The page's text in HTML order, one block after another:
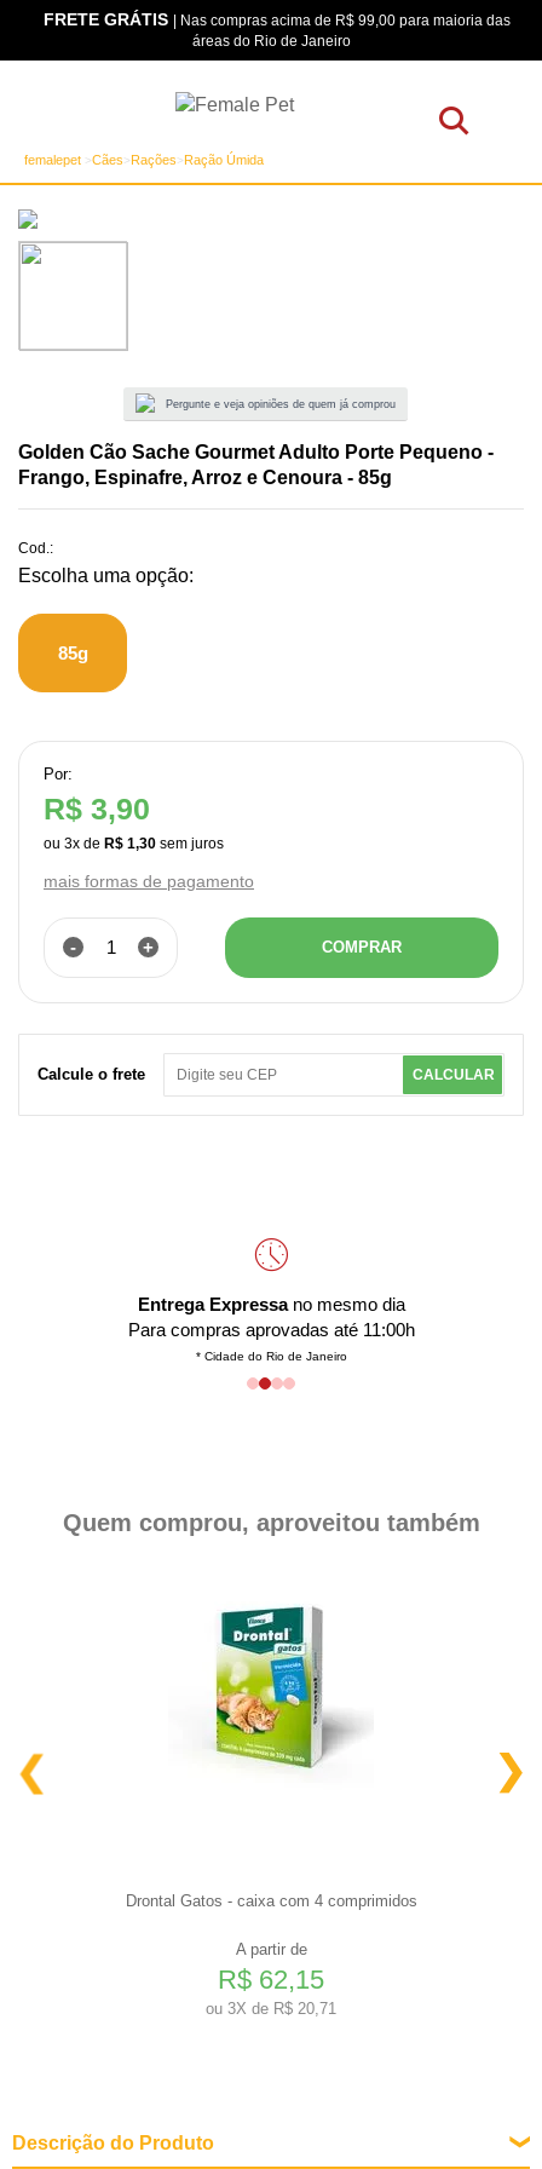
FRETE GRÁTIS | Nas compras acima de R$ 99,00 para maioria das
áreas do Rio de Janeiro
femalepet Cães Rações Ração Úmida
Pergunte e veja opiniões de quem já comprou
Golden Cão Sache Gourmet Adulto Porte Pequeno -
Frango, Espinafre, Arroz e Cenoura - 85g
Cod.:
85g
Por:
R$ 3,90
ou 3x de R$ 1,30
mais formas de pagamento
- + COMPRAR
Calcule o frete CALCULAR
Entrega Expressano mesmo dia
Para compras aprovadas até 11:00h
* Cidade do Rio de Janeiro
Quem comprou, aproveitou também
Drontal Gatos - caixa com 4 comprimidos
A partir de
R$ 62,15
ou 3X de R$ 20,71
Descrição do Produto